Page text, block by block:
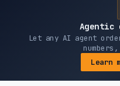
Agentic
Let any AI agent
Learn